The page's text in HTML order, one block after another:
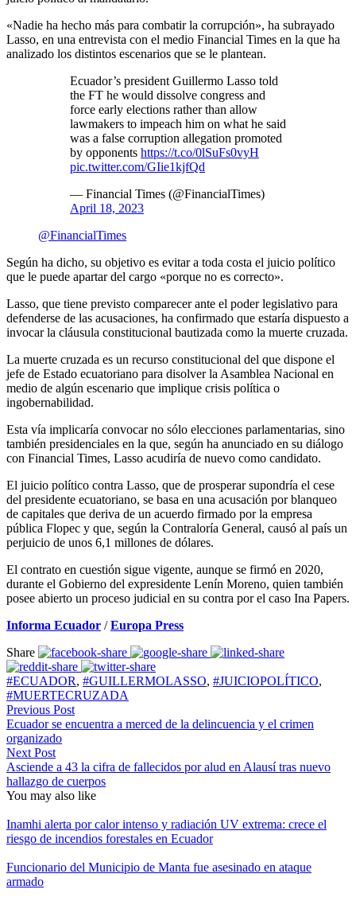
«Nadie ha hecho más para combatir la corrupción», ha subrayado
Lasso, en una entrevista con el medio Financial Times en la que ha
analizado los distintos escenarios que se le plantean.
Ecuador’s president Guillermo Lasso told
the FT he would dissolve congress and
force early elections rather than allow
lawmakers to impeach him on what he said
was a false corruption allegation promoted
by opponents https://t.co/0lSuFs0vyH
pic.twitter.com/GIie1kjfQd
— Financial Times (@FinancialTimes)
April 18, 2023
@FinancialTimes
Según ha dicho, su objetivo es evitar a toda costa el juicio político
que le puede apartar del cargo «porque no es correcto».
Lasso, que tiene previsto comparecer ante el poder legislativo para
defenderse de las acusaciones, ha confirmado que estaría dispuesto a
invocar la cláusula constitucional bautizada como la muerte cruzada.
La muerte cruzada es un recurso constitucional del que dispone el
jefe de Estado ecuatoriano para disolver la Asamblea Nacional en
medio de algún escenario que implique crisis política o
ingobernabilidad.
Esta vía implicaría convocar no sólo elecciones parlamentarias, sino
también presidenciales en la que, según ha anunciado en su diálogo
con Financial Times, Lasso acudiría de nuevo como candidato.
El juicio político contra Lasso, que de prosperar supondría el cese
del presidente ecuatoriano, se basa en una acusación por blanqueo
de capitales que deriva de un acuerdo firmado por la empresa
pública Flopec y que, según la Contraloría General, causó al país un
perjuicio de unos 6,1 millones de dólares.
El contrato en cuestión sigue vigente, aunque se firmó en 2020,
durante el Gobierno del expresidente Lenín Moreno, quien también
posee abierto un proceso judicial en su contra por el caso Ina Papers.
Informa Ecuador /Europa Press
Share
#ECUADOR, #GUILLERMOLASSO, #JUICIOPOLÍTICO,
#MUERTECRUZADA
Previous Post
Ecuador se encuentra a merced de la delincuencia y el crimen
organizado
Next Post
Asciende a 43 la cifra de fallecidos por alud en Alausí tras nuevo
hallazgo de cuerpos
You may also like
Inamhi alerta por calor intenso y radiación UV extrema: crece el
riesgo de incendios forestales en Ecuador
Funcionario del Municipio de Manta fue asesinado en ataque
armado